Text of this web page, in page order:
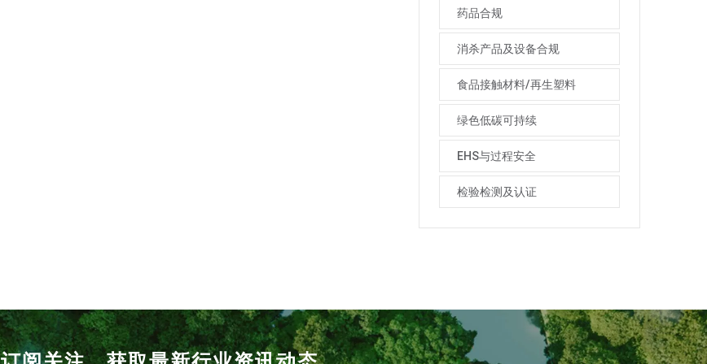
药品合规
消杀产品及设备合规
食品接触材料/再生塑料
绿色低碳可持续
EHS与过程安全
检验检测及认证